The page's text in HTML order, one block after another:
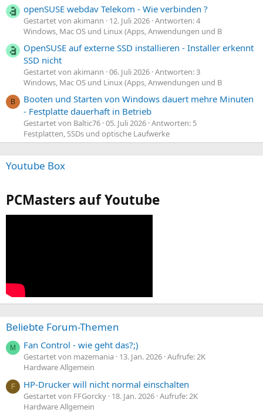
openSUSE webdav Telekom - Wie verbinden ?
Gestartet von akimann 12. Juli 2026 Antworten: 4
Windows, Mac OS und Linux (Apps, Anwendungen und B
OpenSUSE auf externe SSD installieren - Installer erkennt
SSD nicht
Gestartet von akimann 06. Juli 2026 Antworten: 3
Windows, Mac OS und Linux (Apps, Anwendungen und B
B
Booten und Starten von Windows dauert mehre Minuten
- Festplatte dauerhaft in Betrieb
Gestartet von Baltic76 05. Juli 2026 Antworten: 5
Festplatten, SSDs und optische Laufwerke
Youtube Box
PCMasters auf Youtube
Beliebte Forum-Themen
M Fan Control - wie geht das?;)
Gestartet von mazemania 13. Jan. 2026 Aufrufe: 2K
Hardware Allgemein
F HP-Drucker will nicht normal einschalten
Gestartet von FFGorcky 18. Jan. 2026 Aufrufe: 2K
Hardware Allgemein